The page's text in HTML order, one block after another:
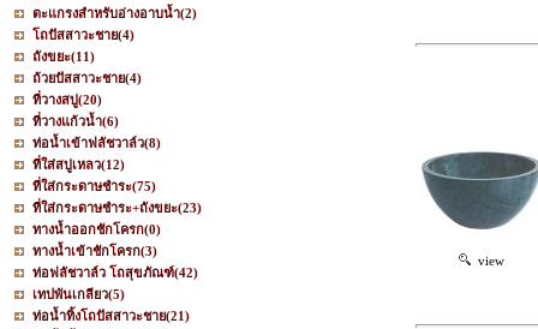
ตะแกรงสำหรับอ่างอาบน้ำ(2)
โถปัสสาวะชาย(4)
ถังขยะ(11)
ถ้วยปัสสาวะชาย(4)
ที่วางสบู่(20)
ที่วางแก้วน้ำ(6)
ท่อน้ำเข้าฟลัชวาล์ว(8)
ที่ใส่สบู่เหลว(12)
ที่ใส่กระดาษชำระ(75)
ที่ใส่กระดาษชำระ+ถังขยะ(23)
ทางน้ำออกชักโครก(0)
ทางน้ำเข้าชักโครก(3)
ท่อฟลัชวาล์ว โถสุขภัณฑ์(42)
เทปพันเกลียว(5)
ท่อน้ำทิ้งโถปัสสาวะชาย(21)
view